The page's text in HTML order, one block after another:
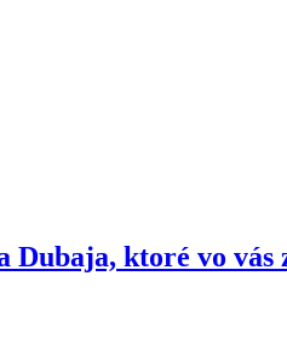
ktoré vo vás